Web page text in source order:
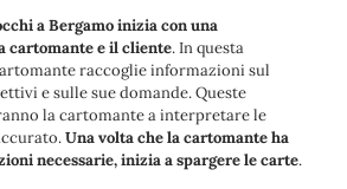
a Bergamo inizia con una
cartomante e il cliente. In questa
raccoglie informazioni sul
e sulle sue domande. Queste
la cartomante a interpretare le
Una volta che la cartomante ha
necessarie, inizia a spargere le carte.